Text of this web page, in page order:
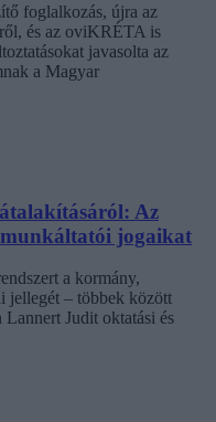
foglalkozás, újra az
és az oviKRÉTA is
javasolta az
a Magyar
Az
jogaikat
a kormány,
jellegét – többek között
Judit oktatási és